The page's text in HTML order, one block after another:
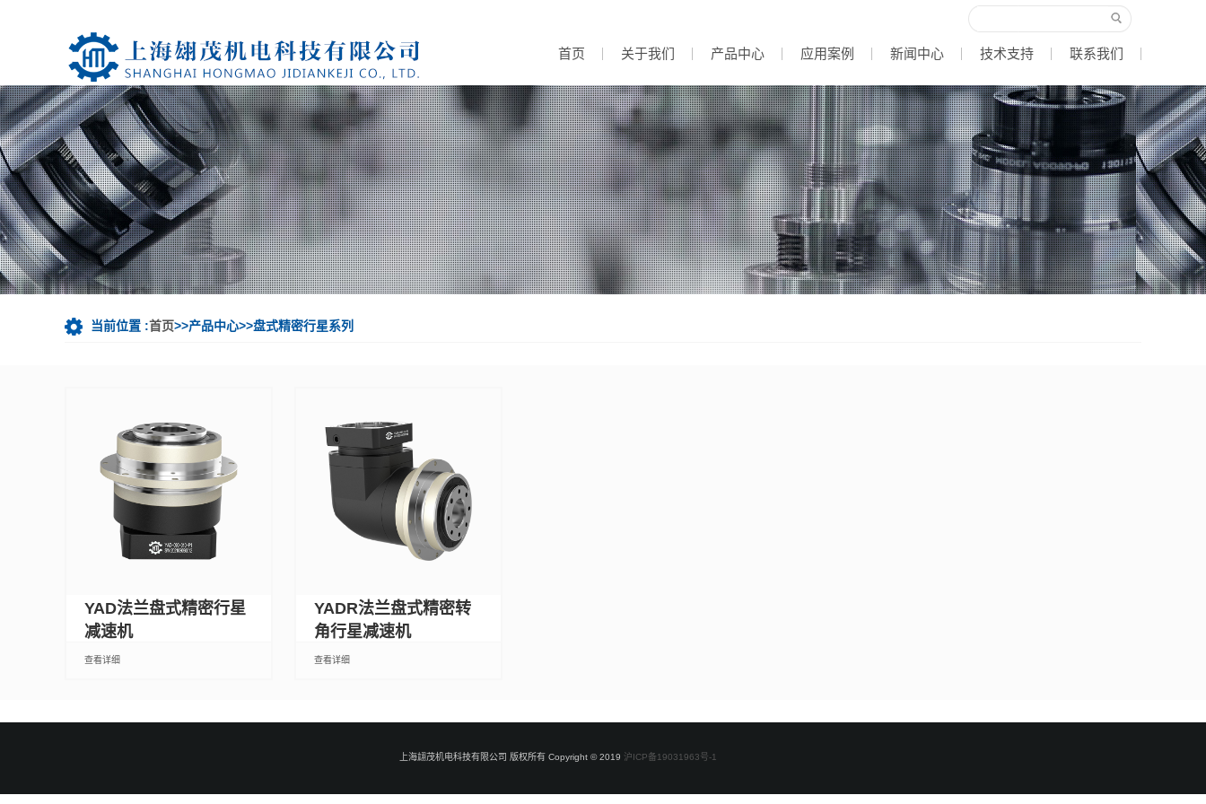
首页 关于我们 产品中心 应用案例 新闻中心 技术支持 联系我们
当前位置 :首页>>产品中心>>盘式精密行星系列
YAD法兰盘式精密行星
减速机
查看详细
YADR法兰盘式精密转
角行星减速机
查看详细
上海翃茂机电科技有限公司 版权所有 Copyright © 2019 沪ICP备19031963号-1